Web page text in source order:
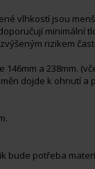
vlhkostí jsou
minimální
rizikem
a 238mm.
dojde k ohnutí a
bude potřeba